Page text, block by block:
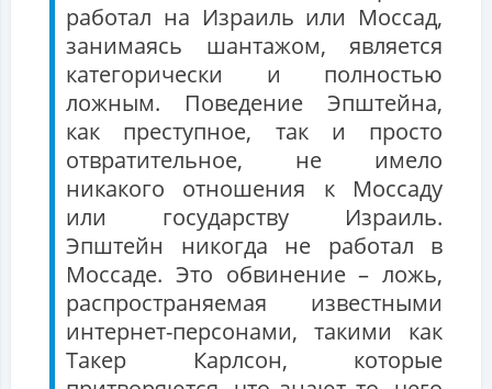
работал на Израиль или Моссад,
занимаясь шантажом, является
категорически и полностью
ложным. Поведение Эпштейна,
как преступное, так и просто
отвратительное, не имело
никакого отношения к Моссаду
или государству Израиль.
Эпштейн никогда не работал в
Моссаде. Это обвинение – ложь,
распространяемая известными
интернет-персонами, такими как
Такер Карлсон, которые